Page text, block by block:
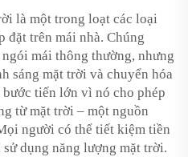
là một trong loạt các loại
đặt trên mái nhà. Chúng
mái thông thường, nhưng
sáng mặt trời và chuyển hóa
tiến lớn vì nó cho phép
từ mặt trời – một nguồn
người có thể tiết kiệm tiền
dụng năng lượng mặt trời.